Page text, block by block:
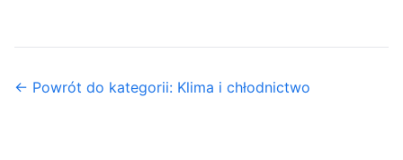
← Powrót do kategorii: Klima i chłodnictwo